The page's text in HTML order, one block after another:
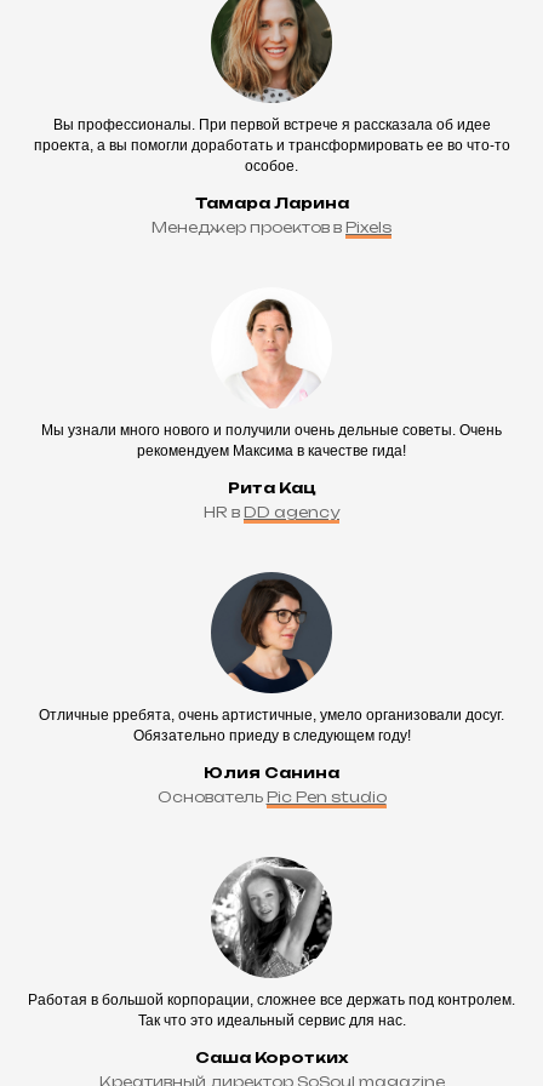
Вы профессионалы. При первой встрече я рассказала об идее
проекта, а вы помогли доработать и трансформировать ее во что-то
особое.
Тамара Ларина
Менеджер проектов в Pixels
Мы узнали много нового и получили очень дельные советы. Очень
рекомендуем Максима в качестве гида!
Рита Кац
HR в DD agency
Отличные рребята, очень артистичные, умело организовали досуг.
Обязательно приеду в следующем году!
Юлия Санина
Основатель Pic Pen studio
Работая в большой корпорации, сложнее все держать под контролем.
Так что это идеальный сервис для нас.
Саша Коротких
Креативный директор SoSoul magazine